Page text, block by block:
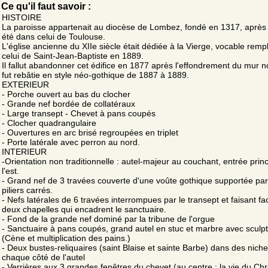
Ce qu'il faut savoir :
HISTOIRE
La paroisse appartenait au diocèse de Lombez, fondé en 1317,
été dans celui de Toulouse.
L'église ancienne du XIIe siècle était dédiée à la Vierge, vocable
celui de Saint-Jean-Baptiste en 1889.
Il fallut abandonner cet édifice en 1877 après l'effondrement du mur
fut rebâtie en style néo-gothique de 1887 à 1889.
EXTERIEUR
- Porche ouvert au bas du clocher
- Grande nef bordée de collatéraux
- Large transept - Chevet à pans coupés
- Clocher quadrangulaire
- Ouvertures en arc brisé regroupées en triplet
- Porte latérale avec perron au nord.
INTERIEUR
-Orientation non traditionnelle : autel-majeur au couchant, entrée
l'est.
- Grand nef de 3 travées couverte d'une voûte gothique supportée
piliers carrés.
- Nefs latérales de 6 travées interrompues par le transept et faisant
deux chapelles qui encadrent le sanctuaire.
- Fond de la grande nef dominé par la tribune de l'orgue
- Sanctuaire à pans coupés, grand autel en stuc et marbre avec
(Cène et multiplication des pains.)
- Deux bustes-reliquaires (saint Blaise et sainte Barbe) dans des
chaque côté de l'autel